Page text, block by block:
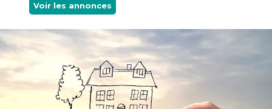
Voir les annonces